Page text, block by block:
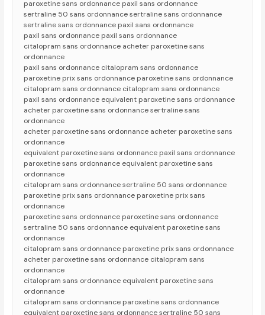
paroxetine sans ordonnance paxil sans ordonnance
sertraline 50 sans ordonnance sertraline sans ordonnance
sertraline sans ordonnance paxil sans ordonnance
paxil sans ordonnance paxil sans ordonnance
citalopram sans ordonnance acheter paroxetine sans
ordonnance
paxil sans ordonnance citalopram sans ordonnance
paroxetine prix sans ordonnance paroxetine sans ordonnance
citalopram sans ordonnance citalopram sans ordonnance
paxil sans ordonnance equivalent paroxetine sans ordonnance
acheter paroxetine sans ordonnance sertraline sans
ordonnance
acheter paroxetine sans ordonnance acheter paroxetine sans
ordonnance
equivalent paroxetine sans ordonnance paxil sans ordonnance
paroxetine sans ordonnance equivalent paroxetine sans
ordonnance
citalopram sans ordonnance sertraline 50 sans ordonnance
paroxetine prix sans ordonnance paroxetine prix sans
ordonnance
paroxetine sans ordonnance paroxetine sans ordonnance
sertraline 50 sans ordonnance equivalent paroxetine sans
ordonnance
citalopram sans ordonnance paroxetine prix sans ordonnance
acheter paroxetine sans ordonnance citalopram sans
ordonnance
citalopram sans ordonnance equivalent paroxetine sans
ordonnance
citalopram sans ordonnance paroxetine sans ordonnance
equivalent paroxetine sans ordonnance sertraline 50 sans